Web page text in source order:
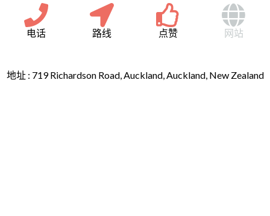
电话 路线 点赞 网站
地址 : 719 Richardson Road, Auckland, Auckland, New Zealand